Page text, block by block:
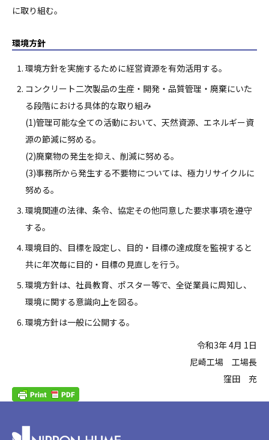
に取り組む。
環境方針
環境方針を実施するために経営資源を有効活用する。
コンクリート二次製品の生産・開発・品質管理・廃棄にいた
る段階における具体的な取り組み
(1)管理可能な全ての活動において、天然資源、エネルギー資
源の節減に努める。
(2)廃棄物の発生を抑え、削減に努める。
(3)事務所から発生する不要物については、極力リサイクルに
努める。
環境関連の法律、条令、協定その他同意した要求事項を遵守
する。
環境目的、目標を設定し、目的・目標の達成度を監視すると
共に年次毎に目的・目標の見直しを行う。
環境方針は、社員教育、ポスター等で、全従業員に周知し、
環境に関する意識向上を図る。
環境方針は一般に公開する。
令和3年 4月 1日
尼崎工場 工場長
窪田 充